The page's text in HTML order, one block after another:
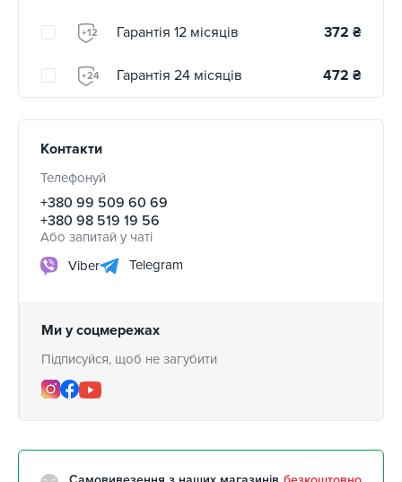
+12 Гарантія 12 місяців 372 ₴
+24 Гарантія 24 місяців 472 ₴
Контакти
Телефонуй
+380 99 509 60 69
+380 98 519 19 56
Або запитай у чаті
Viber
Telegram
Ми у соцмережах
Підписуйся, щоб не загубити